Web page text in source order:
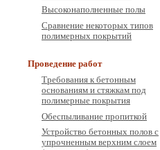
Высоконаполненные полы
Сравнение некоторых типов
полимерных покрытий
Проведение работ
Требования к бетонным
основаниям и стяжкам под
полимерные покрытия
Обеспыливание пропиткой
Устройство бетонных полов с
упрочненным верхним слоем